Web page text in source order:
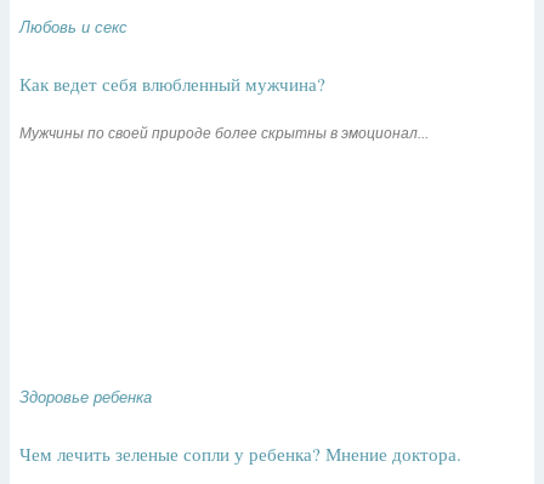
Любовь и секс
Как ведет себя влюбленный мужчина?
Мужчины по своей природе более скрытны в эмоционал...
Здоровье ребенка
Чем лечить зеленые сопли у ребенка? Мнение доктора.